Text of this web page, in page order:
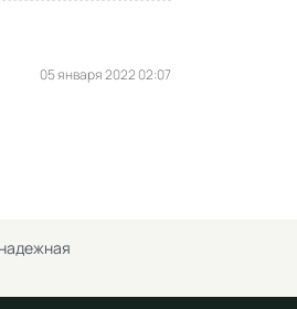
05 января 2022 02:07